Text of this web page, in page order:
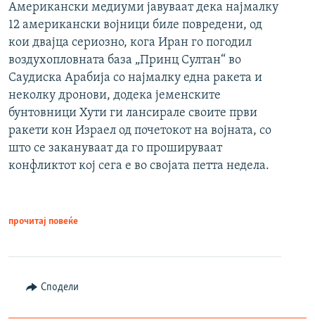
Американски медиуми јавуваат дека најмалку
12 американски војници биле повредени, од
кои двајца сериозно, кога Иран го погодил
воздухопловната база „Принц Султан“ во
Саудиска Арабија со најмалку една ракета и
неколку дронови, додека јеменските
бунтовници Хути ги лансирале своите први
ракети кон Израел од почетокот на војната, со
што се закануваат да го прошируваат
конфликтот кој сега е во својата петта недела.
прочитај повеќе
Сподели